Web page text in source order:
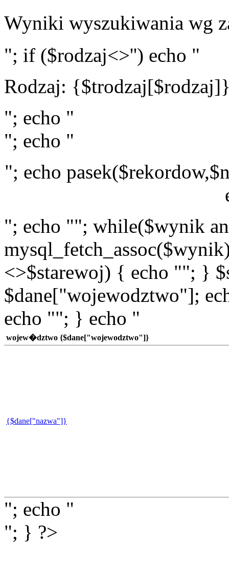
Wyniki wyszukiwania wg
"; if ($rodzaj<>'') echo "
Rodzaj:
"; echo "
"; echo "
"; echo
"; echo ""; while($wynik
<>$starewoj) { echo ""; }
$dane["wojewodztwo"];
echo ""; } echo "
wojew�dztwo {$dane["wojewodztwo"]}
{$dane["nazwa"]}
"; echo "
"; } ?>